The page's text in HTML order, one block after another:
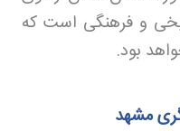
و فرهنگی است که
بود.
مشهد